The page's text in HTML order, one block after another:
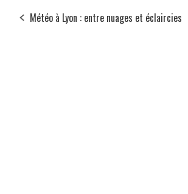
Météo à Lyon : entre nuages et éclaircies